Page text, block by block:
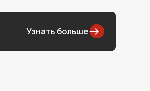
Узнать больше